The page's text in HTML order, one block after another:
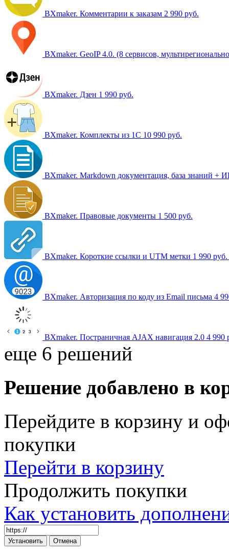
BXmaker. Комментарии к заказам 2 990 руб.
BXmaker. GeoIP 4.0. (8 сервисов,
BXmaker. Дзен 1 990 руб.
BXmaker. Комплекты из 1С 10 990 руб.
BXmaker. Markdown документация, база знаний +
BXmaker. Правовые документы 1 500 руб.
BXmaker. Короткие ссылки и UTM метки 1 990 руб.
BXmaker. Авторизация по коду из Email письма 4
BXmaker. Постраничная AJAX навигация 2.0 4 990
еще 6 решений
Решение добавлено в
Перейдите в корзину и
покупки
Перейти в корзину
Продолжить покупки
Как установить